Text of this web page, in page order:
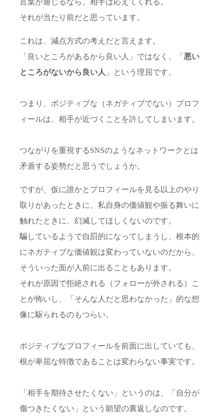
言葉が通じるなら、相手は応えてくれる。
それが当たり前だと思っています。
これは、減点方式の考えだと言えます。
「良いところがあるから良い人」ではなく、「 悪い
ところがないから良い人 」という理屈です。
つまり、ポジティブな（ネガティブでない）プロフ
ィールは、相手が近づくことを許してしまいます。
つながりを重視するSNSのようなネットワークとは
矛盾する姿勢だと思うでしょうか。
ですが、仮に誰かとプロフィールを見る以上のやり
取りがあったときに、私自身の価値観や振る舞いに
触れたときに、幻滅してほしくないのです。
騙しているようで自罰的になってしまうし、根本的
にネガティブな価値観は変わっていないのだから、
そういった面が人前に出ることもあります。
それが原因で拒絶される（フォローが外される）こ
とが怖いし、「そんな人だと思わなかった」的な想
像に駆られるのもつらい。
ポジティブなプロフィールを前面に出していても、
根が卑屈な特徴であることは変わらない事実です。
「相手を期待させたくない」というのは、「自分が
傷つきたくない」という願望の裏返しなのです。